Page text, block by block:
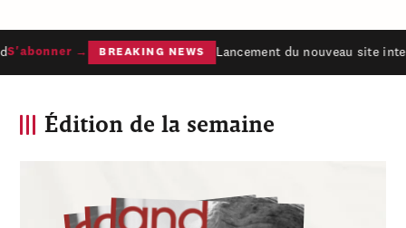
→ BREAKING NEWS Lancement du nouveau site
Édition de la semaine